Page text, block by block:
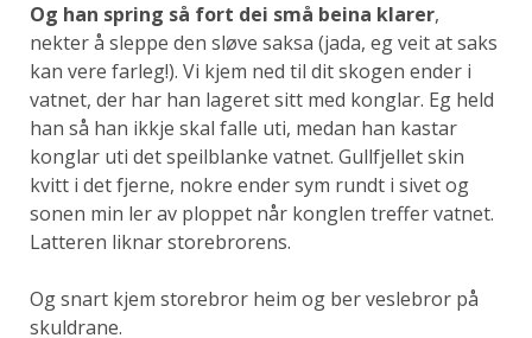
Og han spring så fort dei små beina klarer,
nekter å sleppe den sløve saksa (jada, eg veit at saks
kan vere farleg!). Vi kjem ned til dit skogen ender i
vatnet, der har han lageret sitt med konglar. Eg held
han så han ikkje skal falle uti, medan han kastar
konglar uti det speilblanke vatnet. Gullfjellet skin
kvitt i det fjerne, nokre ender sym rundt i sivet og
sonen min ler av ploppet når konglen treffer vatnet.
Latteren liknar storebrorens.
Og snart kjem storebror heim og ber veslebror på
skuldrane.